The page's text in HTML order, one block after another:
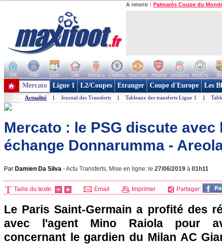
A retenir : Palmarès Coupe du
OM PSG Lyon Lille Monaco Chelsea Man Utd Arsenal Liverpool ManCity
+ de clubs
Mercato Ligue 1 L2/Coupes Etranger Coupe d'Europe Les
Actualité | Journal des Transferts | Tableaux des transferts Ligue 1 |
Mercato : le PSG discute avec
échange Donnarumma -
Par Damien Da Silva -Actu Transferts, Mise en ligne: le 27/06/2019 à 01h11
Taille du texte: Email Imprimer Partager:
Le Paris Saint-Germain a profité des
avec l'agent Mino Raiola pour
concernant le gardien du Milan AC